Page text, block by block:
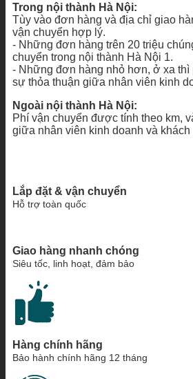
Trong nội thành Hà Nội:
Tùy vào đơn hàng và địa chỉ giao
vận chuyển hợp lý.
- Những đơn hàng trên 20 triệu
chuyển trong nội thành Hà Nội 1.
- Những đơn hàng nhỏ hơn, ở xa thì
sự thỏa thuận giữa nhân viên kinh
Ngoài nội thành Hà Nội:
Phí vận chuyển được tính theo km,
giữa nhân viên kinh doanh và khách
Lắp đặt & vận chuyển
Hỗ trợ toàn quốc
Giao hàng nhanh chóng
Siêu tốc, linh hoạt, đảm bảo
Hàng chính hãng
Bảo hành chính hãng 12 tháng